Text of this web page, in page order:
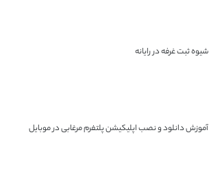
شیوه ثبت غرفه در رایانه
آموزش دانلود و نصب اپلیکیشن پلتفرم مرغابی در موبایل